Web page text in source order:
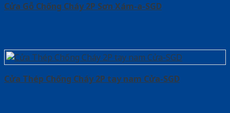
Cửa Gỗ Chống Cháy 2P Sơn Xám-a-SGD
Cửa Thép Chống Cháy 2P tay nam Cửa-SGD